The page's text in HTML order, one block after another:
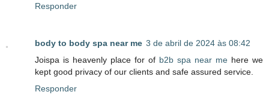
Responder
body to body spa near me 3 de abril de 2024 às 08:42
Joispa is heavenly place for of b2b spa near me here we
kept good privacy of our clients and safe assured service.
Responder